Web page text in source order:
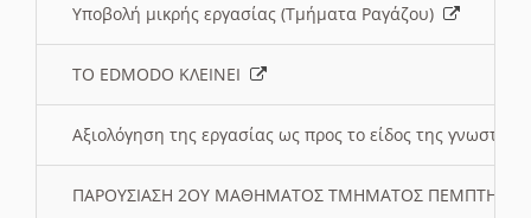
Υποβολή μικρής εργασίας (Τμήματα Ραγάζου)
ΤΟ EDMODO ΚΛΕΙΝΕΙ
Αξιολόγηση της εργασίας ως προς το είδος της
ΠΑΡΟΥΣΙΑΣΗ 2ΟΥ ΜΑΘΗΜΑΤΟΣ ΤΜΗΜΑΤΟΣ